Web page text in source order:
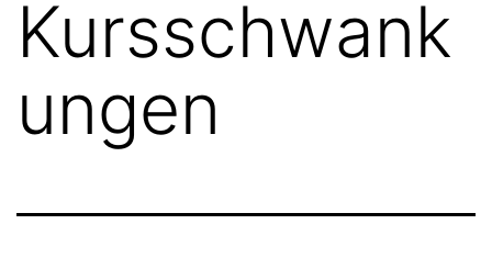
Kursschwank
ungen